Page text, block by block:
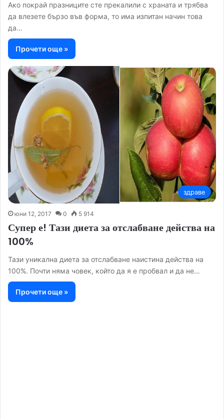
Ако покрай празниците сте прекалили с храната и трябва
да влезете бързо във форма, то има изпитан начин това
да…
Прочети още »
здраве
юни 12, 2017 0 5 914
Супер е! Тази диета за отслабване действа на
100%
Тази уникална диета за отслабване наистина действа на
100%. Почти няма човек, който да я е пробвал и да не…
Прочети още »